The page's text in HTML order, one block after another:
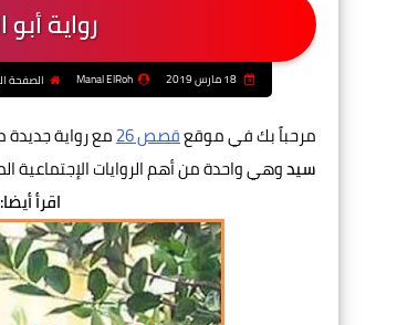
رواية
18 مارس 2019 Manal ElRoh الصفحة
مرحباً بك في موقعقصص 26 مع رواية
سيدوهي واحدة من أهم الروايات الإجتماعية
اقرأ أيضا: